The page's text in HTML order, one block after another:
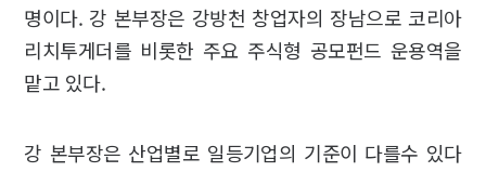
명이다. 강 본부장은 강방천 창업자의 장남으로 코리아
리치투게더를 비롯한 주요 주식형 공모펀드 운용역을
맡고 있다.
강 본부장은 산업별로 일등기업의 기준이 다를수 있다